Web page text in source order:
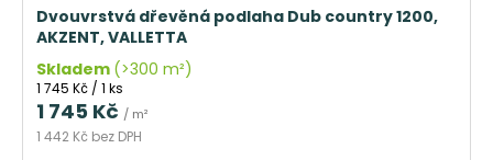
Dvouvrstvá dřevěná podlaha Dub country 1200,
AKZENT, VALLETTA
Skladem (>300 m²)
1 442 Kč bez DPH
1 745 Kč / m²
Měrná
cena:
1 745 Kč / 1 ks